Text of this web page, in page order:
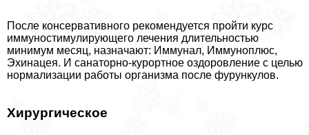
После консервативного рекомендуется пройти курс
иммуностимулирующего лечения длительностью
минимум месяц, назначают: Иммунал, Иммуноплюс,
Эхинацея. И санаторно-курортное оздоровление с целью
нормализации работы организма после фурункулов.
Хирургическое